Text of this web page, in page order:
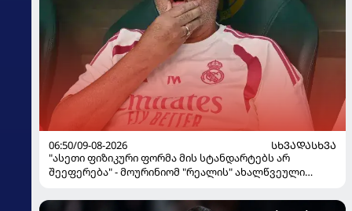
06:50/09-08-2026
ᲡᲮᲕᲐᲓᲐᲡᲮᲕᲐ
"ასეთი ფიზიკური ფორმა მის სტანდარტებს არ
შეეფერება" - მოურინიომ "რეალის" ახალწვეული